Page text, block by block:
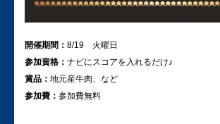
開催期間： 8/19 火曜日
参加資格： ナビにスコアを入れるだけ♪
賞品： 地元産牛肉、など
参加費： 参加費無料